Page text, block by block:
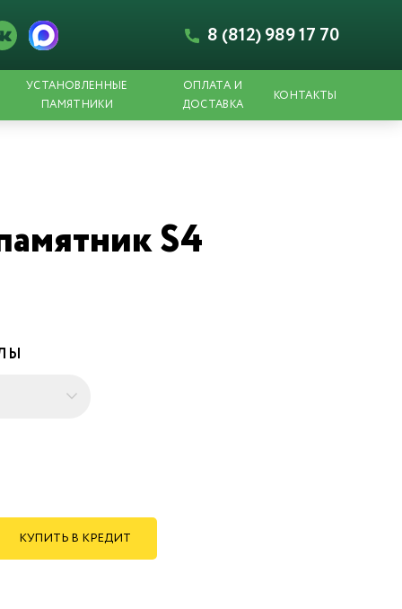
8 (812) 989 17 70
УСТАНОВЛЕННЫЕ
ПАМЯТНИКИ
ОПЛАТА И
ДОСТАВКА
КОНТАКТЫ
S4
КУПИТЬ В КРЕДИТ